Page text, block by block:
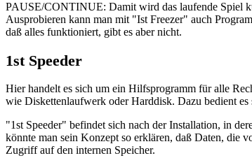
PAUSE/CONTINUE: Damit wird das laufende Spiel
Ausprobieren kann man mit "Ist Freezer" auch
daß alles funktioniert, gibt es aber nicht.
1st Speeder
Hier handelt es sich um ein Hilfsprogramm für alle
wie Diskettenlaufwerk oder Harddisk. Dazu bedient
"1st Speeder" befindet sich nach der Installation, in
könnte man sein Konzept so erklären, daß Daten, die
Zugriff auf den internen Speicher.